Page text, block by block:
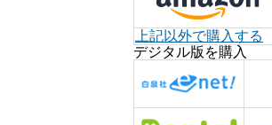
上記以外で購入する
デジタル版を購入